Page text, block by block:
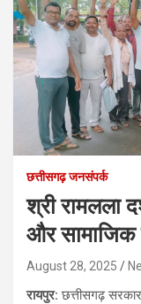
छत्तीसगढ़ जनसंपर्क
श्री रामलला
और
August 28, 2025
रायपुर:छत्तीसगढ़ सरकार